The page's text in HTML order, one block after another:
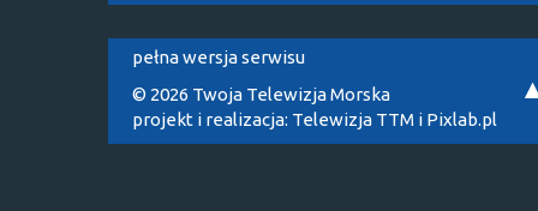
pełna wersja serwisu
© 2026 Twoja Telewizja Morska
projekt i realizacja: Telewizja TTM i Pixlab.pl